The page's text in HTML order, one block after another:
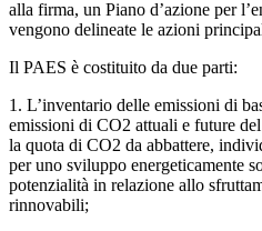
alla firma, un Piano d’azione per
vengono delineate le azioni
Il PAES è costituito da due parti:
1. L’inventario delle emissioni di
emissioni di CO2 attuali e future
la quota di CO2 da abbattere,
per uno sviluppo energeticamente
potenzialità in relazione allo
rinnovabili;